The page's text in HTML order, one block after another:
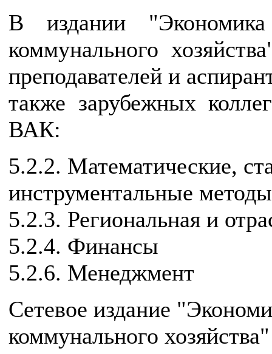
В издании
коммунального
преподавателей и
также зарубежных
ВАК:
5.2.2. Математические,
инструментальные
5.2.3. Региональная и
5.2.4. Финансы
5.2.6. Менеджмент
Сетевое издание
коммунального